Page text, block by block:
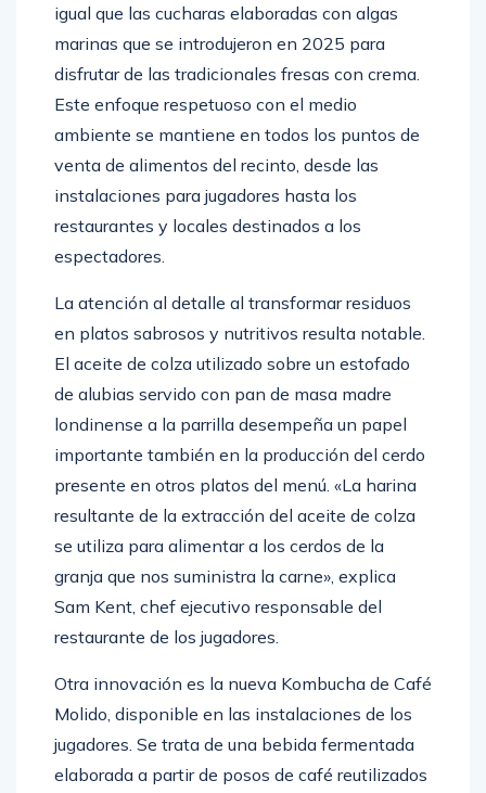
igual que las cucharas elaboradas con algas
marinas que se introdujeron en 2025 para
disfrutar de las tradicionales fresas con crema.
Este enfoque respetuoso con el medio
ambiente se mantiene en todos los puntos de
venta de alimentos del recinto, desde las
instalaciones para jugadores hasta los
restaurantes y locales destinados a los
espectadores.
La atención al detalle al transformar residuos
en platos sabrosos y nutritivos resulta notable.
El aceite de colza utilizado sobre un estofado
de alubias servido con pan de masa madre
londinense a la parrilla desempeña un papel
importante también en la producción del cerdo
presente en otros platos del menú. «La harina
resultante de la extracción del aceite de colza
se utiliza para alimentar a los cerdos de la
granja que nos suministra la carne», explica
Sam Kent, chef ejecutivo responsable del
restaurante de los jugadores.
Otra innovación es la nueva Kombucha de Café
Molido, disponible en las instalaciones de los
jugadores. Se trata de una bebida fermentada
elaborada a partir de posos de café reutilizados